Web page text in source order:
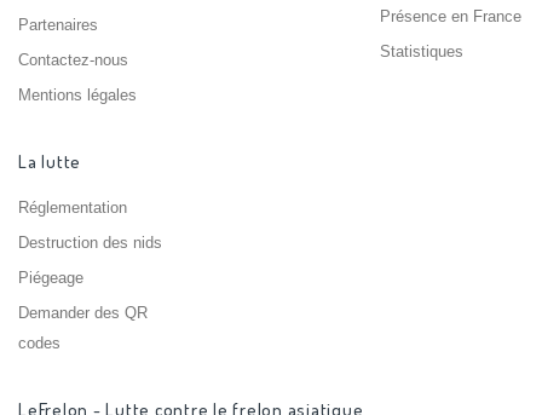
Partenaires
Contactez-nous
Mentions légales
Présence en France
Statistiques
La lutte
Réglementation
Destruction des nids
Piégeage
Demander des QR
codes
LeFrelon - Lutte contre le frelon asiatique